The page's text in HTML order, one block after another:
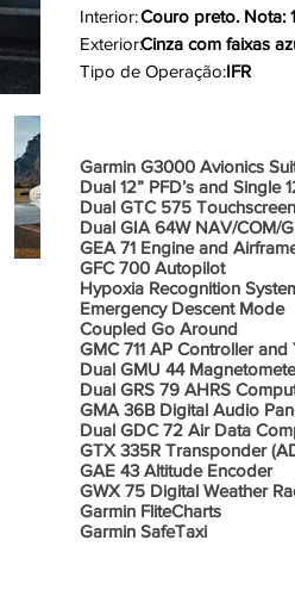
Interior:Couro preto. Nota:
Exterior:Cinza com faixas
Tipo de Operação:IFR
Garmin G3000 Avionics
Dual 12” PFD’s and Single
Dual GTC 575
Dual GIA 64W NAV/COM/
GEA 71 Engine and
GFC 700 Autopilot
Hypoxia Recognition
Emergency Descent Mode
Coupled Go Around
GMC 711 AP Controller
Dual GMU 44
Dual GRS 79 AHRS
GMA 36B Digital Audio
Dual GDC 72 Air Data
GTX 335R Transponder
GAE 43 Altitude Encoder
GWX 75 Digital Weather
Garmin FliteCharts
Garmin SafeTaxi